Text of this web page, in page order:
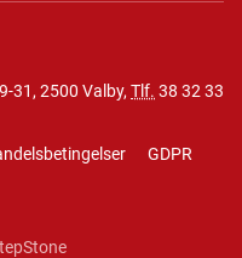
31, 2500 Valby, Tlf. 38 32 33
GDPR